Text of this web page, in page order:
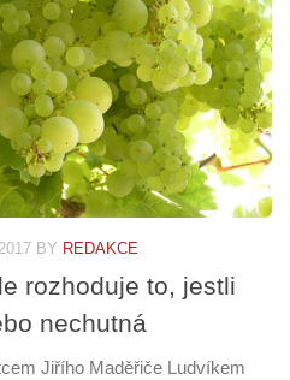
BY REDAKCE
rozhoduje to, jestli
nechutná
Jiřího Maděřiče Ludvíkem